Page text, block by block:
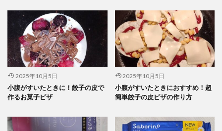
2025年10月5日
小腹がすいたときに！餃子の皮で
作るお菓子ピザ
2025年10月5日
小腹がすいたときにおすすめ！超
簡単餃子の皮ピザの作り方